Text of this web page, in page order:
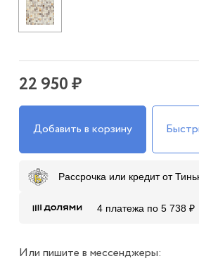
22 950 ₽
Добавить в корзину
Рассрочка или кредит от
4 платежа по 5 738 ₽
Или пишите в мессенджеры: